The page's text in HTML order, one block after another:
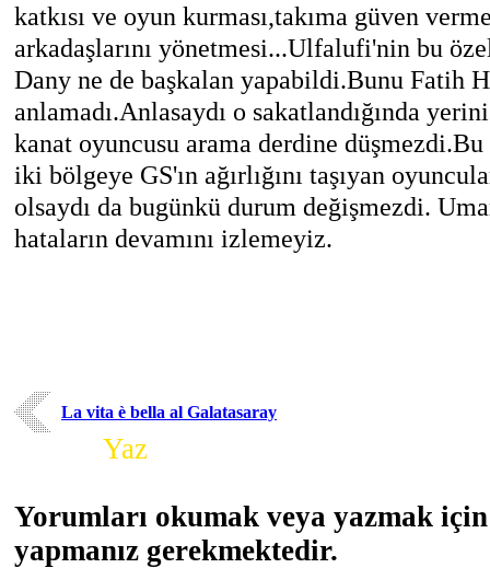
katkısı ve oyun kurması,takıma güven
arkadaşlarını yönetmesi...Ulfalufi'nin bu
Dany ne de başkalan yapabildi.Bunu Fatih
anlamadı.Anlasaydı o sakatlandığında
kanat oyuncusu arama derdine
iki bölgeye GS'ın ağırlığını taşıyan
olsaydı da bugünkü durum değişmezdi.
hataların devamını izlemeyiz.
La vita è bella al Galatasaray
Yaz
Yorumları okumak veya yazmak
yapmanız gerekmektedir.